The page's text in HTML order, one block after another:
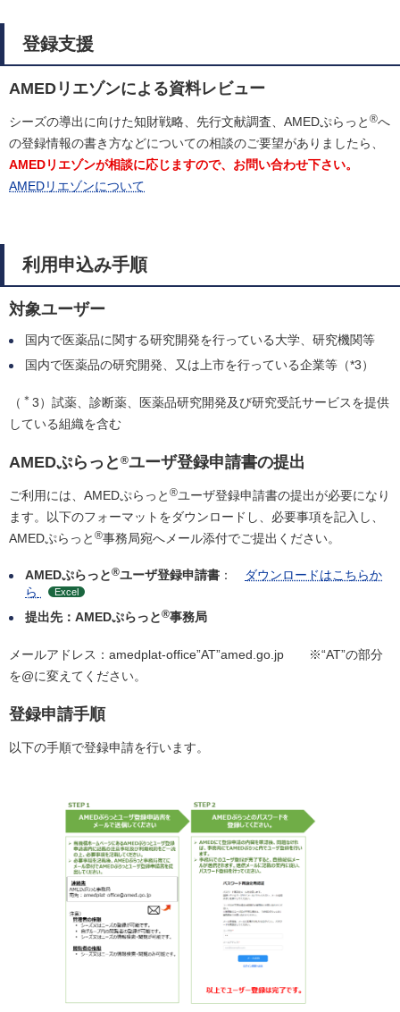
登録支援
AMEDリエゾンによる資料レビュー
シーズの導出に向けた知財戦略、先行文献調査、AMEDぷらっと ®へ
の登録情報の書き方などについての相談のご要望がありましたら、
AMEDリエゾンが相談に応じますので、お問い合わせ下さい。
AMEDリエゾンについて
利用申込み手順
対象ユーザー
国内で医薬品に関する研究開発を行っている大学、研究機関等
国内で医薬品の研究開発、又は上市を行っている企業等（*3）
（ ＊ 3）試薬、診断薬、医薬品研究開発及び研究受託サービスを提供
している組織を含む
AMEDぷらっと ®ユーザ登録申請書の提出
ご利用には、AMEDぷらっと ®ユーザ登録申請書の提出が必要になり
ます。以下のフォーマットをダウンロードし、必要事項を記入し、
AMEDぷらっと ®事務局宛へメール添付でご提出ください。
AMEDぷらっと®ユーザ登録申請書 ：
ダウンロードはこちらか
ら
Excel
提出先：AMEDぷらっと®事務局
メールアドレス：amedplat-office”AT”amed.go.jp ※“AT”の部分
を@に変えてください。
登録申請手順
以下の手順で登録申請を行います。